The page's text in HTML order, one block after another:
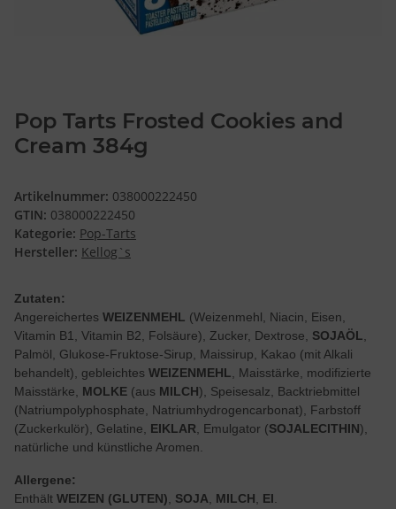
Pop Tarts Frosted Cookies and
Cream 384g
Artikelnummer: 038000222450
GTIN: 038000222450
Kategorie: Pop-Tarts
Hersteller: Kellog`s
Zutaten:
Angereichertes WEIZENMEHL (Weizenmehl, Niacin, Eisen,
Vitamin B1, Vitamin B2, Folsäure), Zucker, Dextrose, SOJAÖL
Palmöl, Glukose-Fruktose-Sirup, Maissirup, Kakao (mit Alkali
behandelt), gebleichtes WEIZENMEHL , Maisstärke, modifizierte
Maisstärke, MOLKE (aus MILCH), Speisesalz, Backtriebmittel
(Natriumpolyphosphate, Natriumhydrogencarbonat), Farbstoff
(Zuckerkulör), Gelatine, EIKLAR , Emulgator (SOJALECITHIN),
natürliche und künstliche Aromen.
Allergene:
Enthält WEIZEN (GLUTEN) SOJA MILCH EI